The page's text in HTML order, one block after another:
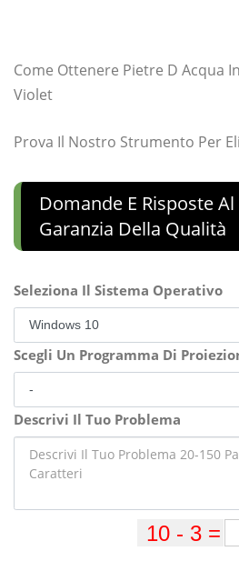
Come Ottenere Pietre D Acqua
Violet
Prova Il Nostro Strumento Per
Domande E Risposte
Garanzia Della Qualità
Seleziona Il Sistema Operativo
Scegli Un Programma Di
Descrivi Il Tuo Problema